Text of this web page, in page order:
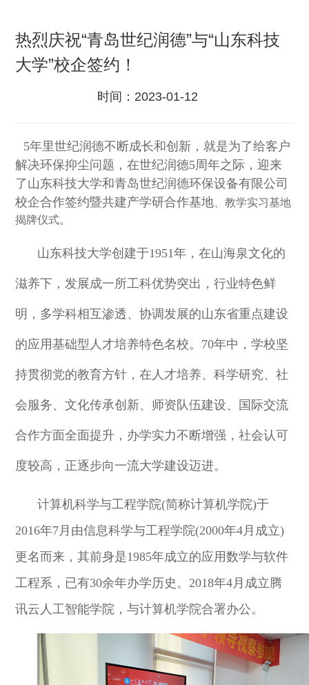
热烈庆祝“青岛世纪润德”与“山东科技
大学”校企签约！
时间： 2023-01-12
5年里世纪润德不断成长和创新，就是为了给客户
解决环保抑尘问题，在世纪润德5周年之际，迎来
了山东科技大学和青岛世纪润德环保设备有限公司
校企合作签约暨共建产学研合作基地 、教学实习基地
揭牌仪式。
山东科技大学创建于1951年，在山海泉文化的
滋养下，发展成一所工科优势突出，行业特色鲜
明，多学科相互渗透、协调发展的山东省重点建设
的应用基础型人才培养特色名校。70年中，学校坚
持贯彻党的教育方针，在人才培养、科学研究、社
会服务、文化传承创新、师资队伍建设、国际交流
合作方面全面提升，办学实力不断增强，社会认可
度较高，正逐步向一流大学建设迈进。
计算机科学与工程学院(简称计算机学院)于
2016年7月由信息科学与工程学院(2000年4月成立)
更名而来，其前身是1985年成立的应用数学与软件
工程系，已有30余年办学历史。2018年4月成立腾
讯云人工智能学院，与计算机学院合署办公。